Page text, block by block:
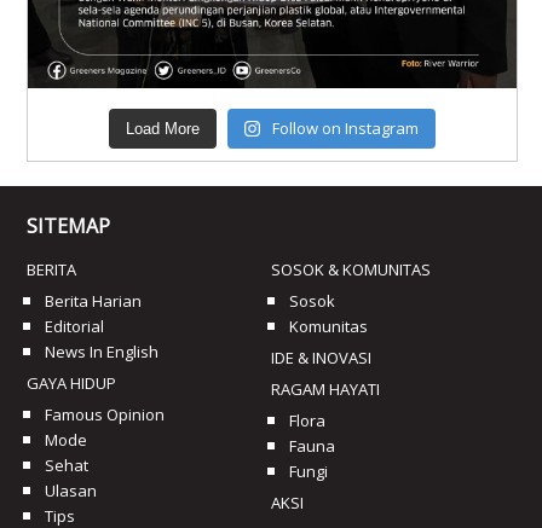
Load More Follow on Instagram
SITEMAP
BERITA
Berita Harian
Editorial
News In English
GAYA HIDUP
Famous Opinion
Mode
Sehat
Ulasan
Tips
SOSOK & KOMUNITAS
Sosok
Komunitas
IDE & INOVASI
RAGAM HAYATI
Flora
Fauna
Fungi
AKSI